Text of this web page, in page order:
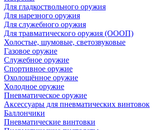
Для гладкоствольного оружия
Для нарезного оружия
Для служебного оружия
Для травматического оружия (ОООП)
Холостые, шумовые, светозвуковые
Газовое оружие
Служебное оружие
Спортивное оружие
Охолощённое оружие
Холодное оружие
Пневматическое оружие
Аксессуары для пневматических винтовок
Баллончики
Пневматические винтовки